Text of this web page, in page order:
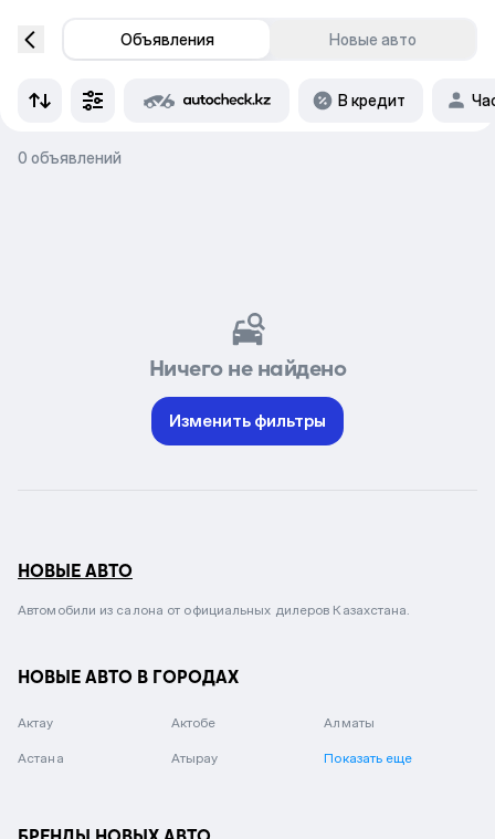
Объявления Новые авто
В кредит
0 объявлений
Ничего не найдено
Изменить фильтры
НОВЫЕ АВТО
Автомобили из салона от официальных дилеров Казахстана.
НОВЫЕ АВТО В ГОРОДАХ
Актау Актобе Алматы
Астана Атырау Показать еще